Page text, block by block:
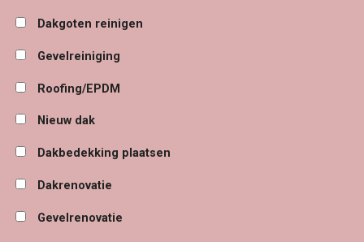
Dakgoten reinigen
Gevelreiniging
Roofing/EPDM
Nieuw dak
Dakbedekking plaatsen
Dakrenovatie
Gevelrenovatie